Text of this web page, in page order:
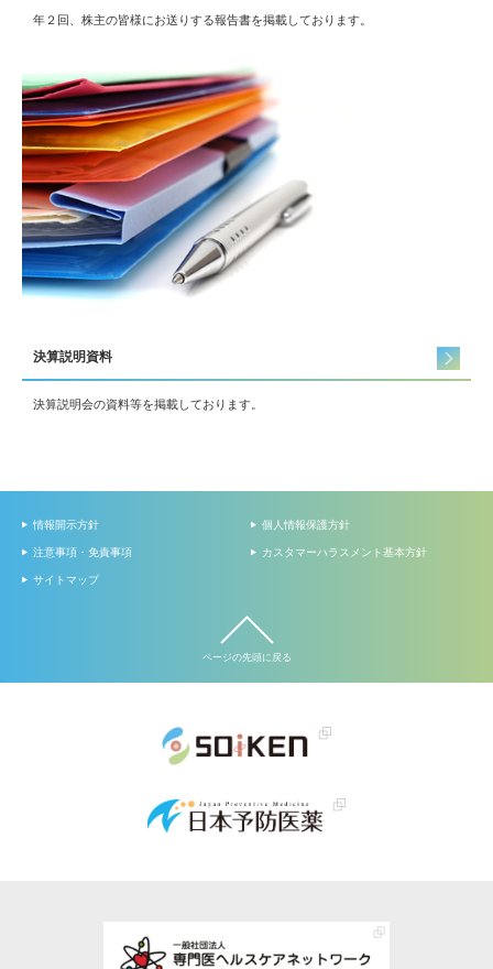
年２回、株主の皆様にお送りする報告書を掲載しております。
決算説明資料
決算説明会の資料等を掲載しております。
情報開示方針 個人情報保護方針
注意事項・免責事項 カスタマーハラスメント基本方針
サイトマップ
ページの先頭に戻る